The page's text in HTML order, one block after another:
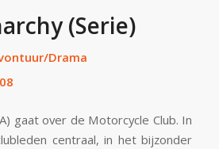
(Serie)
Drama
gaat over de Motorcycle Club. In
centraal, in het bijzonder